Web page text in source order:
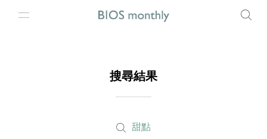
搜尋結果
甜點